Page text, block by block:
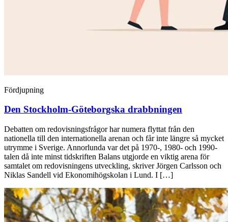
Fördjupning
Den Stockholm-Göteborgska drabbningen
Debatten om redovisningsfrågor har numera flyttat från den
nationella till den internationella arenan och får inte längre så mycket
utrymme i Sverige. Annorlunda var det på 1970-, 1980- och 1990-
talen då inte minst tidskriften Balans utgjorde en viktig arena för
samtalet om redovisningens utveckling, skriver Jörgen Carlsson och
Niklas Sandell vid Ekonomihögskolan i Lund. I […]